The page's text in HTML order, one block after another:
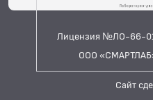
Лицензия №ЛО-66-
ООО
Сайт